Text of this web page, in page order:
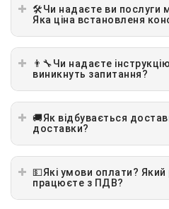
🛠Чи надаєте ви послуги
Яка ціна встановленя
👨‍🔧Чи надаєте
виникнуть запитання?
🚚Як відбувається
доставки?
💵Які умови оплати? Який
працюєте з ПДВ?